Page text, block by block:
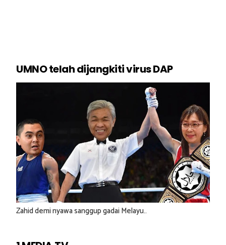
UMNO telah dijangkiti virus DAP
Zahid demi nyawa sanggup gadai Melayu..